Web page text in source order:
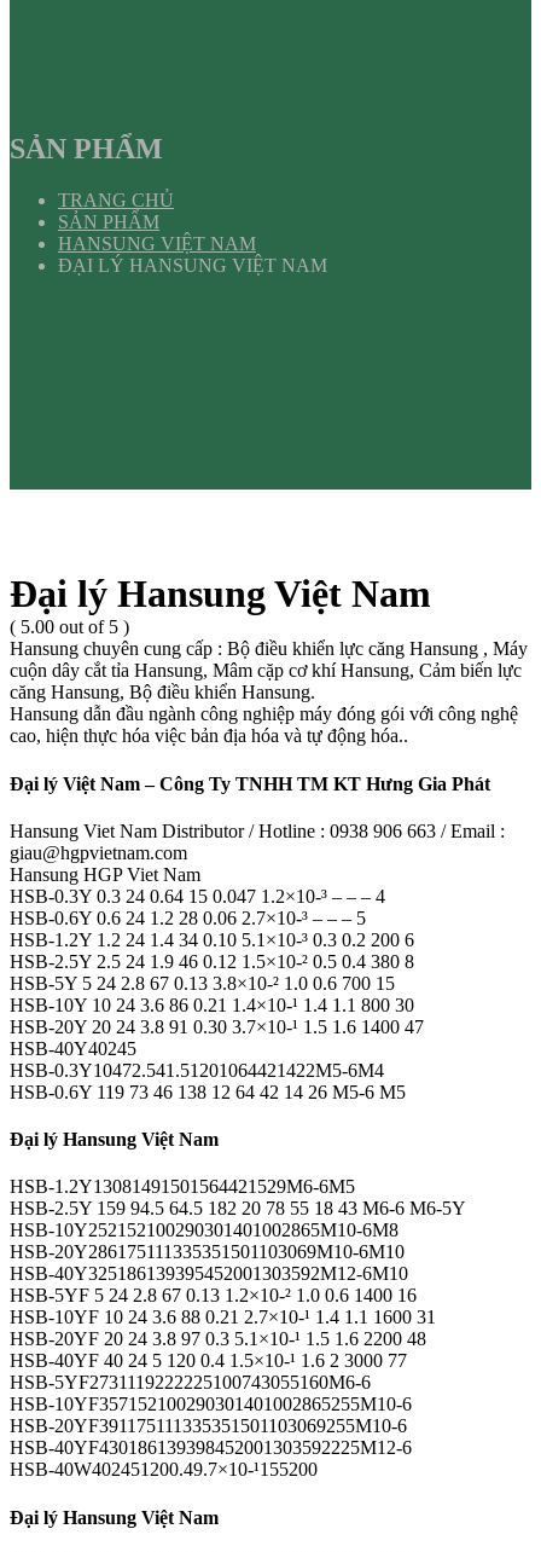
SẢN PHẨM
TRANG CHỦ
SẢN PHẨM
HANSUNG VIỆT NAM
ĐẠI LÝ HANSUNG VIỆT NAM
Đại lý Hansung Việt Nam
( 5.00 out of 5 )
Hansung chuyên cung cấp : Bộ điều khiển lực căng Hansung , Máy
cuộn dây cắt tỉa Hansung, Mâm cặp cơ khí Hansung, Cảm biến lực
căng Hansung, Bộ điều khiển Hansung.
Hansung dẫn đầu ngành công nghiệp máy đóng gói với công nghệ
cao, hiện thực hóa việc bản địa hóa và tự động hóa..
Đại lý Việt Nam – Công Ty TNHH TM KT Hưng Gia Phát
Hansung Viet Nam Distributor / Hotline : 0938 906 663 / Email :
giau@hgpvietnam.com
Hansung HGP Viet Nam
HSB-0.3Y 0.3 24 0.64 15 0.047 1.2×10-³ – – – 4
HSB-0.6Y 0.6 24 1.2 28 0.06 2.7×10-³ – – – 5
HSB-1.2Y 1.2 24 1.4 34 0.10 5.1×10-³ 0.3 0.2 200 6
HSB-2.5Y 2.5 24 1.9 46 0.12 1.5×10-² 0.5 0.4 380 8
HSB-5Y 5 24 2.8 67 0.13 3.8×10-² 1.0 0.6 700 15
HSB-10Y 10 24 3.6 86 0.21 1.4×10-¹ 1.4 1.1 800 30
HSB-20Y 20 24 3.8 91 0.30 3.7×10-¹ 1.5 1.6 1400 47
HSB-40Y40245
HSB-0.3Y10472.541.51201064421422M5-6M4
HSB-0.6Y 119 73 46 138 12 64 42 14 26 M5-6 M5
Đại lý Hansung Việt Nam
HSB-1.2Y13081491501564421529M6-6M5
HSB-2.5Y 159 94.5 64.5 182 20 78 55 18 43 M6-6 M6-5Y
HSB-10Y252152100290301401002865M10-6M8
HSB-20Y286175111335351501103069M10-6M10
HSB-40Y325186139395452001303592M12-6M10
HSB-5YF 5 24 2.8 67 0.13 1.2×10-² 1.0 0.6 1400 16
HSB-10YF 10 24 3.6 88 0.21 2.7×10-¹ 1.4 1.1 1600 31
HSB-20YF 20 24 3.8 97 0.3 5.1×10-¹ 1.5 1.6 2200 48
HSB-40YF 40 24 5 120 0.4 1.5×10-¹ 1.6 2 3000 77
HSB-5YF2731119222225100743055160M6-6
HSB-10YF357152100290301401002865255M10-6
HSB-20YF391175111335351501103069255M10-6
HSB-40YF430186139398452001303592225M12-6
HSB-40W402451200.49.7×10-¹155200
Đại lý Hansung Việt Nam